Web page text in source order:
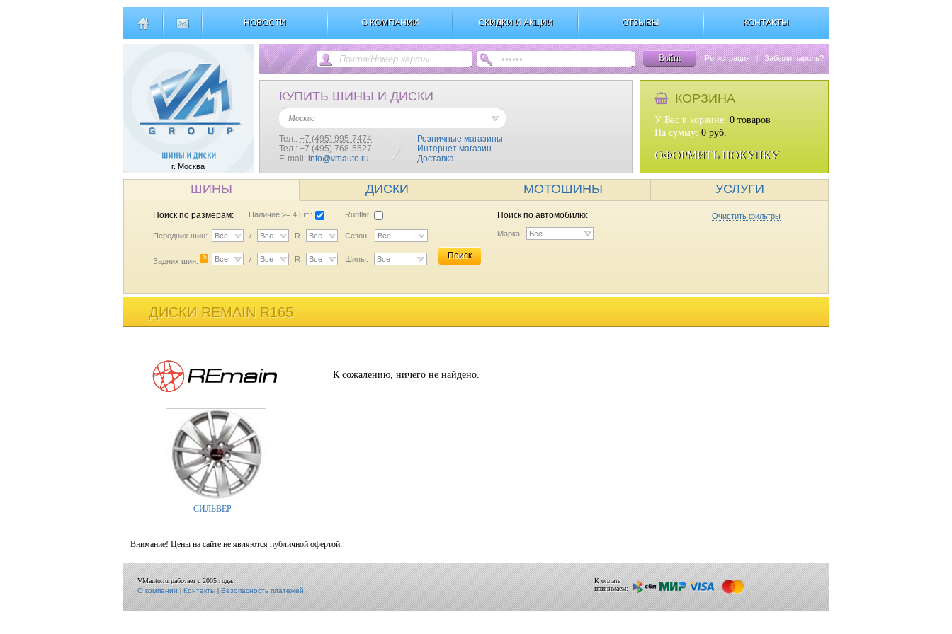
НОВОСТИ О КОМПАНИИ СКИДКИ И АКЦИИ ОТЗЫВЫ КОНТАКТЫ
г. Москва
Войти Регистрация | Забыли пароль?
КУПИТЬ ШИНЫ И ДИСКИ
Москва
Тел.: +7 (495) 995-7474
Тел.: +7 (495) 768-5527
E-mail: info@vmauto.ru
Розничные магазины
Интернет магазин
Доставка
КОРЗИНА
У Вас в корзине: 0 товаров
На сумму: 0 руб.
ОФОРМИТЬ ПОКУПКУ
ШИНЫ ДИСКИ МОТОШИНЫ УСЛУГИ
Поиск по размерам: Наличие >= 4 шт.: Runflat:
Передних шин: Все / Все R Все Сезон: Все
Задних шин: ? Все / Все R Все Шипы: Все Поиск
Поиск по автомобилю: Очистить фильтры
Марка: Все
ДИСКИ REMAIN R165
СИЛЬВЕР
К сожалению, ничего не найдено.
Внимание! Цены на сайте не являются публичной офертой.
VMauto.ru работает с 2005 года.
О компании|Контакты|Безопасность платежей
К оплате
принимаем: